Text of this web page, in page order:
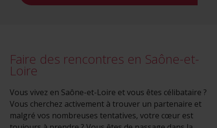
vie ...Rencontre Bourgogne-Franche-
Faire des rencontres en Saône-et-
Loire
Vous vivez en Saône-et-Loire et vous êtes célibataire ?
Vous cherchez activement à trouver un partenaire et
malgré vos nombreuses tentatives, votre cœur est